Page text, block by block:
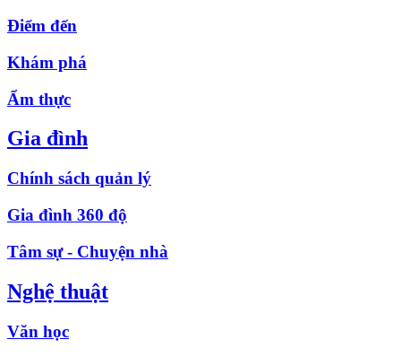
Điểm đến
Khám phá
Ẩm thực
Gia đình
Chính sách quản lý
Gia đình 360 độ
Tâm sự - Chuyện nhà
Nghệ thuật
Văn học